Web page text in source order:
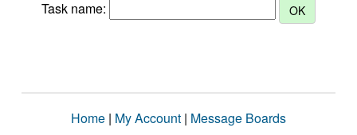
Task name:
Home | My Account | Message Boards